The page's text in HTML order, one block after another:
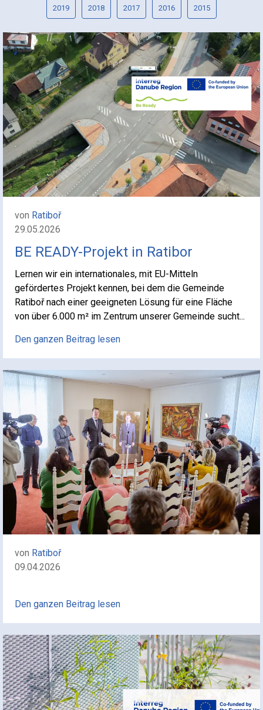
2019 2018 2017 2016 2015
von Ratiboř
29.05.2026
BE READY-Projekt in Ratibor
Lernen wir ein internationales, mit EU-Mitteln
gefördertes Projekt kennen, bei dem die Gemeinde
Ratiboř nach einer geeigneten Lösung für eine Fläche
von über 6.000 m² im Zentrum unserer Gemeinde sucht...
Den ganzen Beitrag lesen
von Ratiboř
09.04.2026
Den ganzen Beitrag lesen